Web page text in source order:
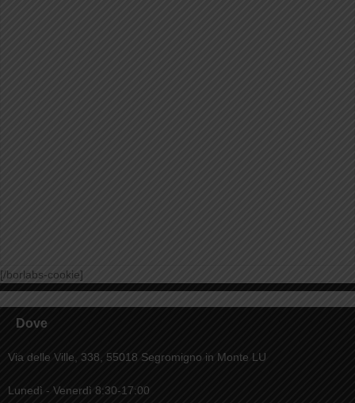
[/borlabs-cookie]
Dove
Via delle Ville, 338, 55018 Segromigno in Monte LU
Lunedì - Venerdì 8:30-17:00